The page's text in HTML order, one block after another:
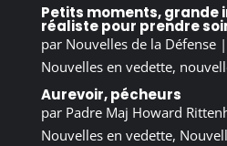
Petits moments, grande
réaliste pour prendre
par Nouvelles de la Défense|
Nouvelles en vedette,
Aurevoir, pécheurs
par Padre Maj Howard
Nouvelles en vedette,